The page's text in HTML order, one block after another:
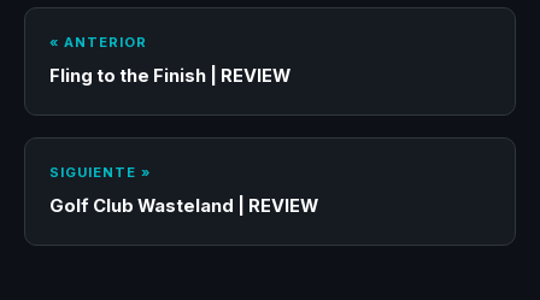
« ANTERIOR
Fling to the Finish | REVIEW
SIGUIENTE »
Golf Club Wasteland | REVIEW